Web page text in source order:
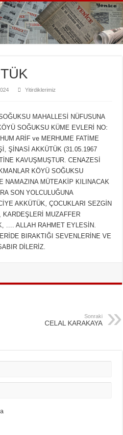
Yitirdiklerimiz
MAHALLESİ NÜFUSUNA
SOĞUKSU KÜME EVLERİ NO:
ARİF ve MERHUME FATİME
ŞİNASİ AKKÜTÜK (31.05.1967
KAVUŞMUŞTUR. CENAZESİ
KÖYÜ SOĞUKSU
NAMAZINA MÜTEAKİP KILINACAK
SON YOLCULUĞUNA
AKKÜTÜK, ÇOCUKLARI SEZGİN
MUZAFFER
…. ALLAH RAHMET EYLESİN.
BIRAKTIĞI SEVENLERİNE VE
DİLERİZ.
Sonraki
CELAL KARAKAYA